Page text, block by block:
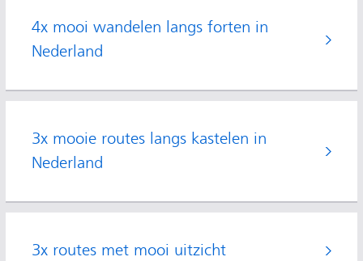
4x mooi wandelen langs forten in
Nederland
3x mooie routes langs kastelen in
Nederland
3x routes met mooi uitzicht